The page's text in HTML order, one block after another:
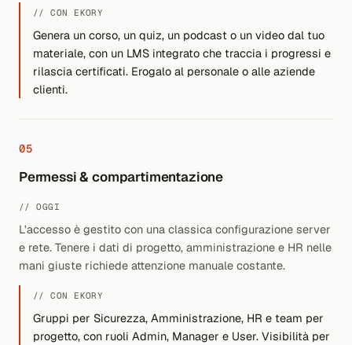
// CON EKORY
Genera un corso, un quiz, un podcast o un video dal tuo
materiale, con un LMS integrato che traccia i progressi e
rilascia certificati. Erogalo al personale o alle aziende
clienti.
05
Permessi & compartimentazione
// OGGI
L'accesso è gestito con una classica configurazione server
e rete. Tenere i dati di progetto, amministrazione e HR nelle
mani giuste richiede attenzione manuale costante.
// CON EKORY
Gruppi per Sicurezza, Amministrazione, HR e team per
progetto, con ruoli Admin, Manager e User. Visibilità per